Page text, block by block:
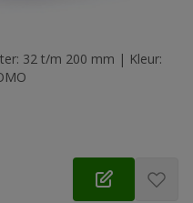
32 t/m 200 mm | Kleur: